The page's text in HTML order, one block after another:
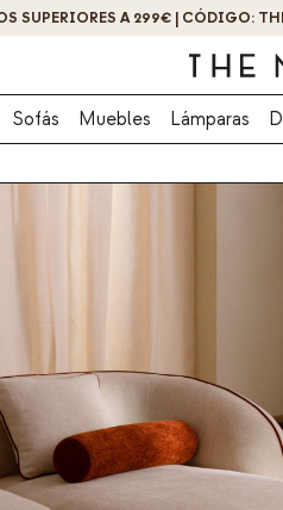
¡OBTÉN UN -10% DE
Sofás Muebles Lámparas